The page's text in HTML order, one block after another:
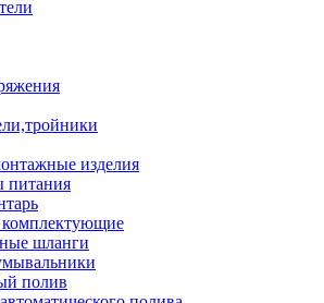
изделия
питания
шланги
полив